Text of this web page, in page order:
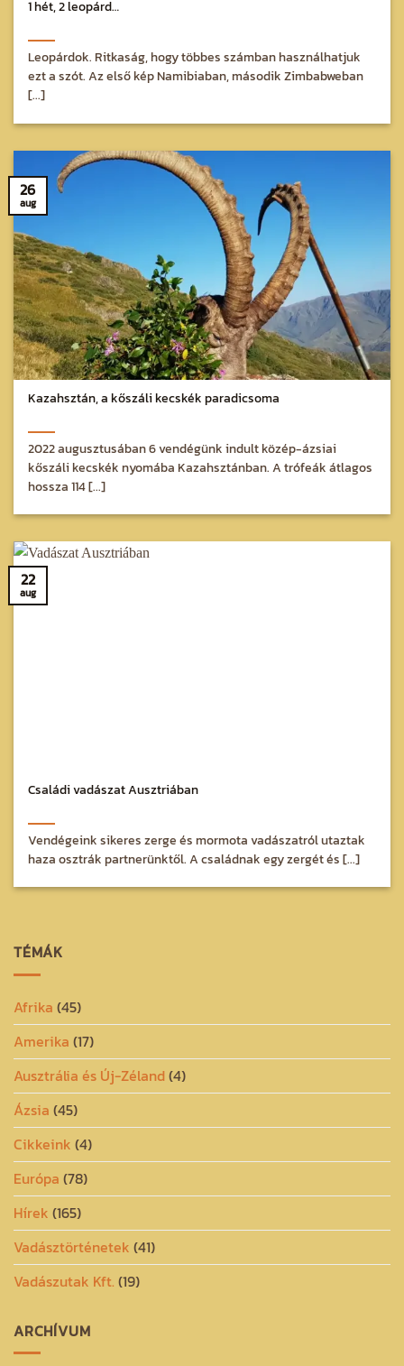
1 hét, 2 leopárd…
Leopárdok. Ritkaság, hogy többes számban használhatjuk
ezt a szót. Az első kép Namibiaban, második Zimbabweban
[...]
Kazahsztán, a kőszáli kecskék paradicsoma
2022 augusztusában 6 vendégünk indult közép-ázsiai
kőszáli kecskék nyomába Kazahsztánban. A trófeák átlagos
hossza 114 [...]
26
aug
Családi vadászat Ausztriában
Vendégeink sikeres zerge és mormota vadászatról utaztak
haza osztrák partnerünktől. A családnak egy zergét és [...]
22
aug
TÉMÁK
Afrika (45)
Amerika (17)
Ausztrália és Új-Zéland(4)
Ázsia (45)
Cikkeink (4)
Európa (78)
Hírek (165)
Vadásztörténetek (41)
Vadászutak Kft. (19)
ARCHÍVUM